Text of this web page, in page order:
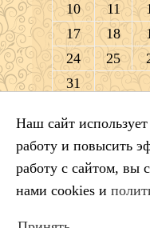
10
11
17
18
24
25
31
Искать:
Наш сайт
работу и повысить
работу с сайтом, вы
нами cookies и